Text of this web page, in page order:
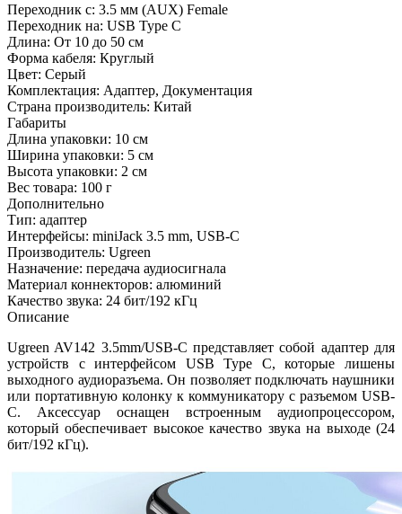
Переходник с: 3.5 мм (AUX) Female
Переходник на: USB Type C
Длина: От 10 до 50 см
Форма кабеля: Круглый
Цвет: Серый
Комплектация: Адаптер, Документация
Страна производитель: Китай
Габариты
Длина упаковки: 10 см
Ширина упаковки: 5 см
Высота упаковки: 2 см
Вес товара: 100 г
Дополнительно
Тип: адаптер
Интерфейсы: miniJack 3.5 mm, USB-C
Производитель: Ugreen
Назначение: передача аудиосигнала
Материал коннекторов: алюминий
Качество звука: 24 бит/192 кГц
Описание
Ugreen AV142 3.5mm/USB-C представляет собой адаптер для
устройств с интерфейсом USB Type C, которые лишены
выходного аудиоразъема. Он позволяет подключать наушники
или портативную колонку к коммуникатору с разъемом USB-
C. Аксессуар оснащен встроенным аудиопроцессором,
который обеспечивает высокое качество звука на выходе (24
бит/192 кГц).